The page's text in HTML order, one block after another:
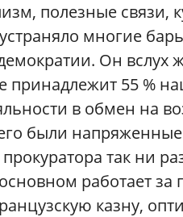
полезные связи,
многие
Он вслух
принадлежит 55 %
в обмен на
были
так ни
работает за
казну,